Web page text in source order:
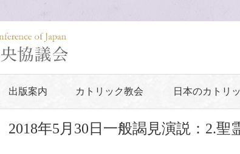
出版案内 カトリック教会 日本のカトリ
年5月30日一般謁見演説：2.聖